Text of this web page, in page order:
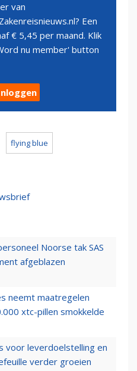
van
Een
€ 5,45 per maand. Klik
nu member' button
flying blue
Noorse tak SAS
afgeblazen
neemt maatregelen
xtc-pillen smokkelde
voor leverdoelstelling en
verder groeien